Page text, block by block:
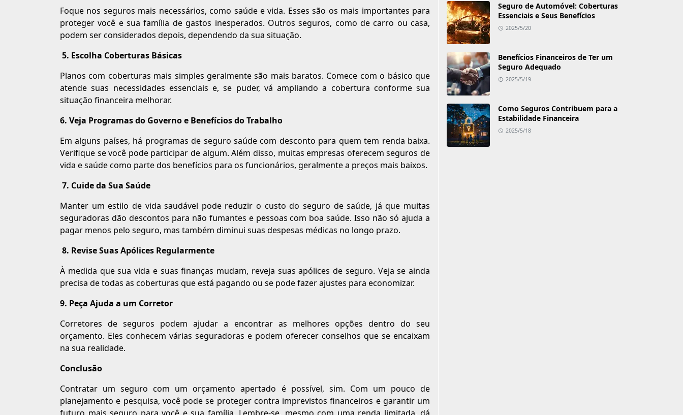
Foque nos seguros mais necessários, como saúde e vida. Esses são os mais importantes para
proteger você e sua família de gastos inesperados. Outros seguros, como de carro ou casa,
podem ser considerados depois, dependendo da sua situação.
5. Escolha Coberturas Básicas
Planos com coberturas mais simples geralmente são mais baratos. Comece com o básico que
atende suas necessidades essenciais e, se puder, vá ampliando a cobertura conforme sua
situação financeira melhorar.
6. Veja Programas do Governo e Benefícios do Trabalho
Em alguns países, há programas de seguro saúde com desconto para quem tem renda baixa.
Verifique se você pode participar de algum. Além disso, muitas empresas oferecem seguros de
vida e saúde como parte dos benefícios para os funcionários, geralmente a preços mais baixos.
7. Cuide da Sua Saúde
Manter um estilo de vida saudável pode reduzir o custo do seguro de saúde, já que muitas
seguradoras dão descontos para não fumantes e pessoas com boa saúde. Isso não só ajuda a
pagar menos pelo seguro, mas também diminui suas despesas médicas no longo prazo.
8. Revise Suas Apólices Regularmente
À medida que sua vida e suas finanças mudam, reveja suas apólices de seguro. Veja se ainda
precisa de todas as coberturas que está pagando ou se pode fazer ajustes para economizar.
9. Peça Ajuda a um Corretor
Corretores de seguros podem ajudar a encontrar as melhores opções dentro do seu
orçamento. Eles conhecem várias seguradoras e podem oferecer conselhos que se encaixam
na sua realidade.
Conclusão
Contratar um seguro com um orçamento apertado é possível, sim. Com um pouco de
planejamento e pesquisa, você pode se proteger contra imprevistos financeiros e garantir um
Seguro de Automóvel: Coberturas
Essenciais e Seus Benefícios
2025/5/20
Benefícios Financeiros de Ter um
Seguro Adequado
2025/5/19
Como Seguros Contribuem para a
Estabilidade Financeira
2025/5/18